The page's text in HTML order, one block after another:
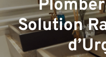
Solution